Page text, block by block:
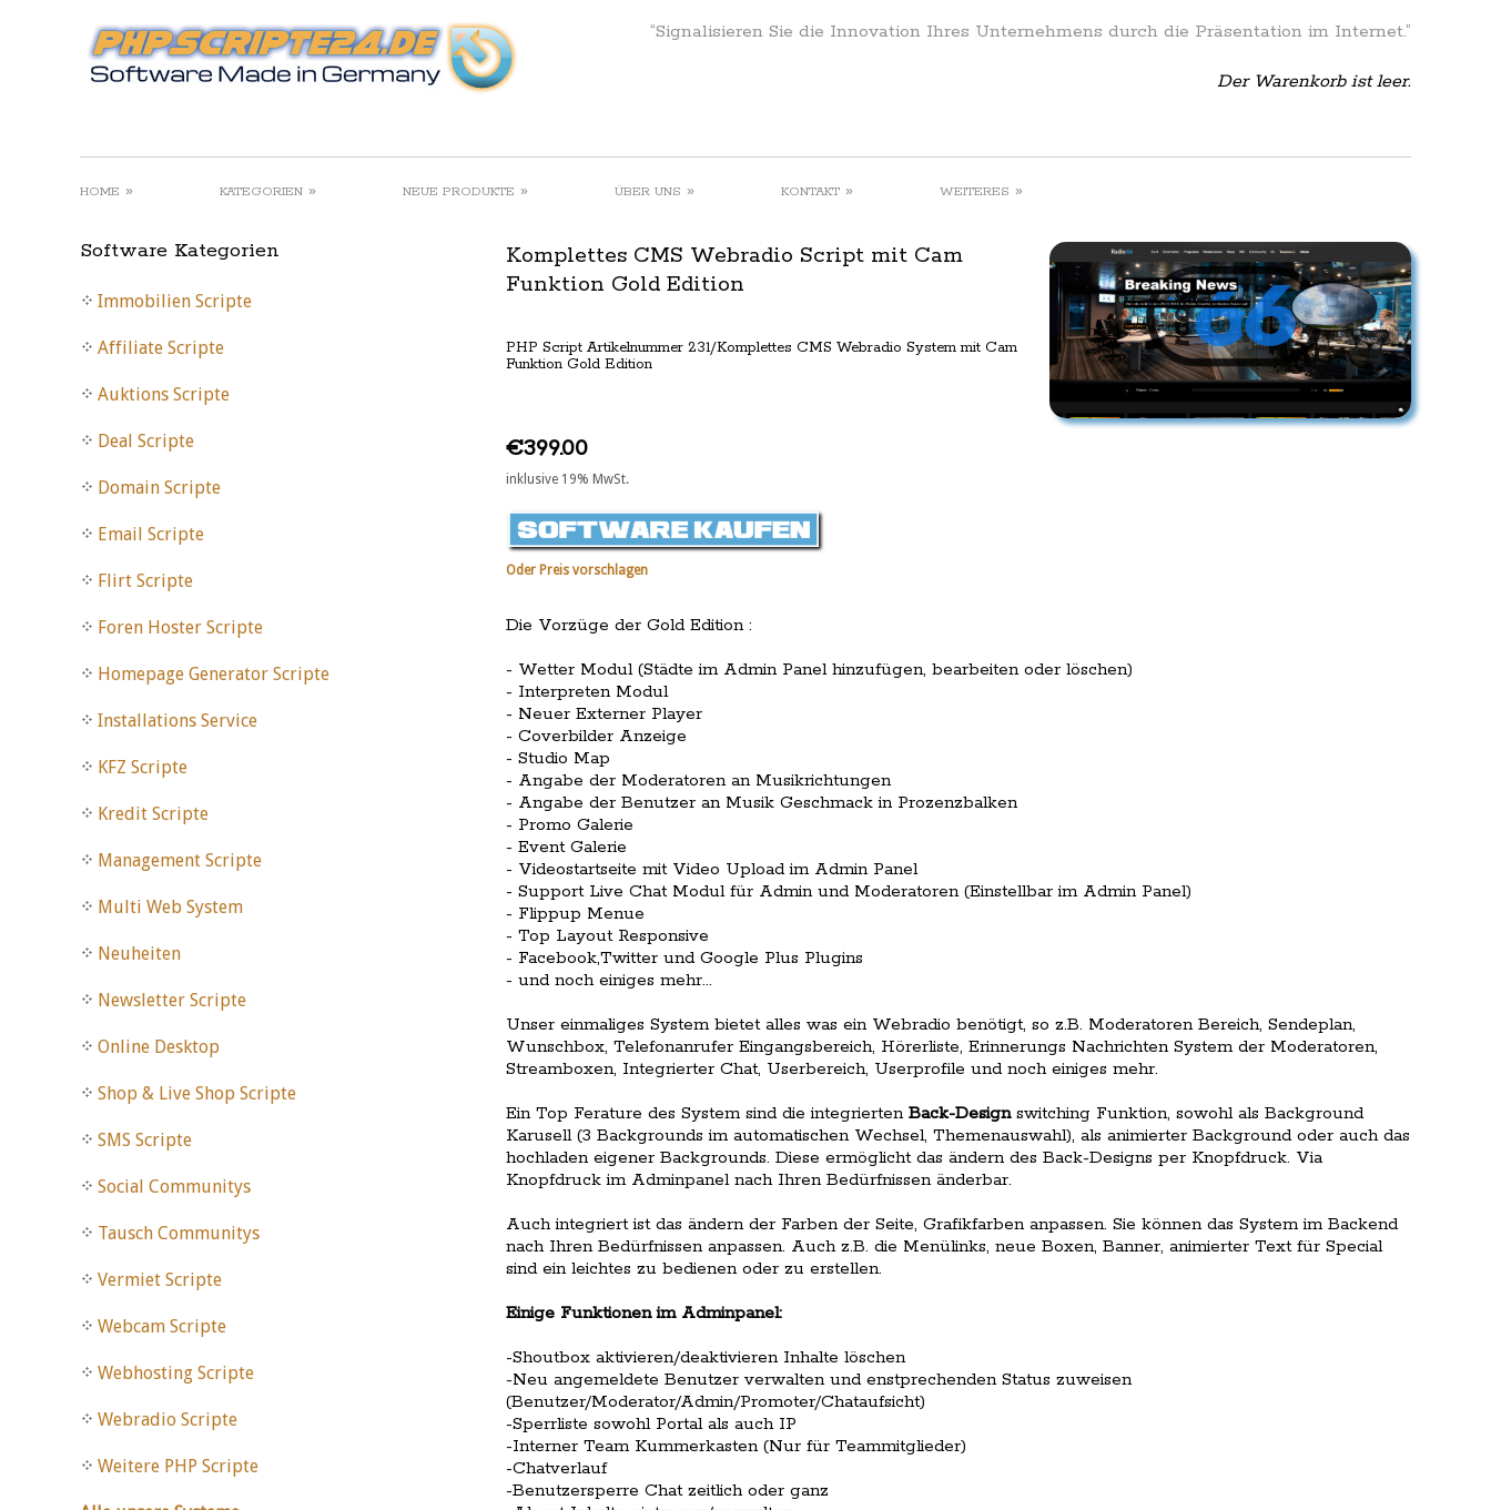
“Signalisieren Sie die Innovation Ihres Unternehmens durch die Präsentation im Internet.”
Der Warenkorb ist leer.
HOME » KATEGORIEN » NEUE PRODUKTE » ÜBER UNS » KONTAKT » WEITERES »
Komplettes CMS Webradio Script mit Cam
Funktion Gold Edition
PHP Script Artikelnummer 231/Komplettes CMS Webradio System mit Cam
Funktion Gold Edition
€399.00
inklusive 19% MwSt.
Oder Preis vorschlagen
Die Vorzüge der Gold Edition :
- Wetter Modul (Städte im Admin Panel hinzufügen, bearbeiten oder löschen)
- Interpreten Modul
- Neuer Externer Player
- Coverbilder Anzeige
- Studio Map
- Angabe der Moderatoren an Musikrichtungen
- Angabe der Benutzer an Musik Geschmack in Prozenzbalken
- Promo Galerie
- Event Galerie
- Videostartseite mit Video Upload im Admin Panel
- Support Live Chat Modul für Admin und Moderatoren (Einstellbar im Admin Panel)
- Flippup Menue
- Top Layout Responsive
- Facebook,Twitter und Google Plus Plugins
- und noch einiges mehr...
Unser einmaliges System bietet alles was ein Webradio benötigt, so z.B. Moderatoren Bereich, Sendeplan,
Wunschbox, Telefonanrufer Eingangsbereich, Hörerliste, Erinnerungs Nachrichten System der Moderatoren,
Streamboxen, Integrierter Chat, Userbereich, Userprofile und noch einiges mehr.
Ein Top Ferature des System sind die integrierten Back-Designswitching Funktion, sowohl als Background
Karusell (3 Backgrounds im automatischen Wechsel, Themenauswahl), als animierter Background oder auch das
hochladen eigener Backgrounds. Diese ermöglicht das ändern des Back-Designs per Knopfdruck. Via
Knopfdruck im Adminpanel nach Ihren Bedürfnissen änderbar.
Auch integriert ist das ändern der Farben der Seite, Grafikfarben anpassen. Sie können das System im Backend
nach Ihren Bedürfnissen anpassen. Auch z.B. die Menülinks, neue Boxen, Banner, animierter Text für Special
sind ein leichtes zu bedienen oder zu erstellen.
Einige Funktionen im Adminpanel:
-Shoutbox aktivieren/deaktivieren Inhalte löschen
-Neu angemeldete Benutzer verwalten und enstprechenden Status zuweisen
(Benutzer/Moderator/Admin/Promoter/Chataufsicht)
-Sperrliste sowohl Portal als auch IP
-Interner Team Kummerkasten (Nur für Teammitglieder)
-Chatverlauf
-Benutzersperre Chat zeitlich oder ganz
Software Kategorien
Immobilien Scripte
Affiliate Scripte
Auktions Scripte
Deal Scripte
Domain Scripte
Email Scripte
Flirt Scripte
Foren Hoster Scripte
Homepage Generator Scripte
Installations Service
KFZ Scripte
Kredit Scripte
Management Scripte
Multi Web System
Neuheiten
Newsletter Scripte
Online Desktop
Shop & Live Shop Scripte
SMS Scripte
Social Communitys
Tausch Communitys
Vermiet Scripte
Webcam Scripte
Webhosting Scripte
Webradio Scripte
Weitere PHP Scripte